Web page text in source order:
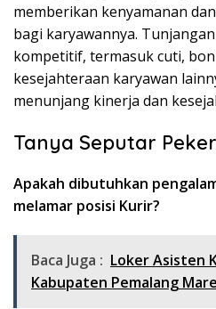
memberikan kenyamanan
bagi karyawannya.
kompetitif, termasuk cuti,
kesejahteraan karyawan
menunjang kinerja dan
Tanya Seputar
Apakah dibutuhkan
melamar posisi Kurir?
Baca Juga : Loker Asisten
Kabupaten Pemalang